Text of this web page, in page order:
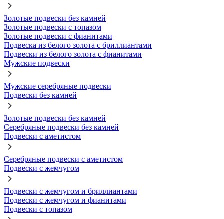
Золотые подвески без камней
Золотые подвески с топазом
Золотые подвески с фианитами
Подвеска из белого золота с бриллиантами
Подвески из белого золота с фианитами
Мужские подвески
Мужские серебряные подвески
Подвески без камней
Золотые подвески без камней
Серебряные подвески без камней
Подвески с аметистом
Серебряные подвески с аметистом
Подвески с жемчугом
Подвески с жемчугом и бриллиантами
Подвески с жемчугом и фианитами
Подвески с топазом